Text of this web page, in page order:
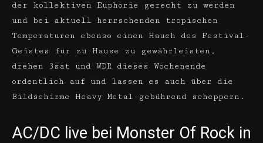
der kollektiven Euphorie gerecht zu werden
und bei aktuell herrschenden tropischen
Temperaturen ebenso einen Hauch des Festival-
Geistes für zu Hause zu gewährleisten,
drehen 3sat und WDR dieses Wochenende
ordentlich auf und lassen es auch über die
Bildschirme Heavy Metal-gebührend scheppern.
AC/DC live bei Monster Of Rock in